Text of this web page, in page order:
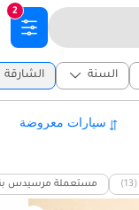
2
السنة الشارقة
(13) مستعملة مرسيدس بنز